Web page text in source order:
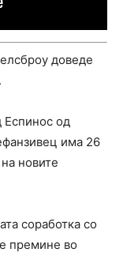
доведе
од
има 26
новите
соработка со
премине во